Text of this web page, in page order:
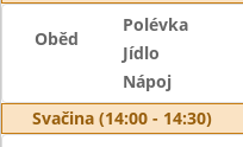
Oběd
Polévka
Jídlo
Nápoj
Svačina (14:00 - 14:30)